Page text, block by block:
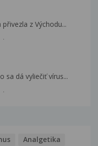
z Východu...
sa dá vyliečiť vírus...
Analgetika